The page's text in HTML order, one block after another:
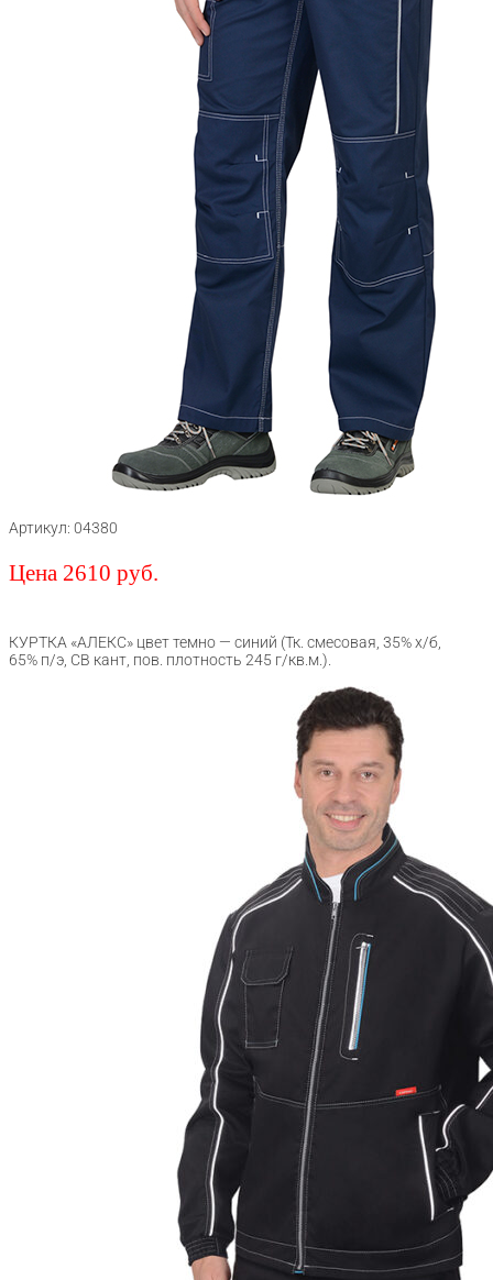
Артикул: 04380
Цена 2610 руб.
КУРТКА «АЛЕКС» цвет темно — синий (Тк. смесовая, 35% х/б,
65% п/э, СВ кант, пов. плотность 245 г/кв.м.).